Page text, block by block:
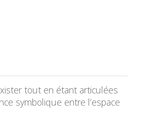
tout en étant articulées
symbolique entre l’espace